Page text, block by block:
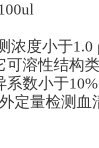
浓度小于1.0
可溶性结构
数小于
定量检测